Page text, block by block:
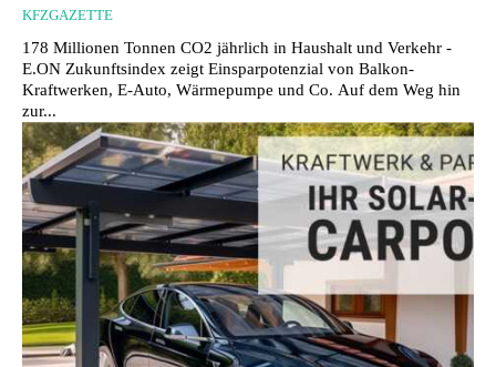
KFZGAZETTE
178 Millionen Tonnen CO2 jährlich in Haushalt und Verkehr -
E.ON Zukunftsindex zeigt Einsparpotenzial von Balkon-
Kraftwerken, E-Auto, Wärmepumpe und Co. Auf dem Weg hin
zur...